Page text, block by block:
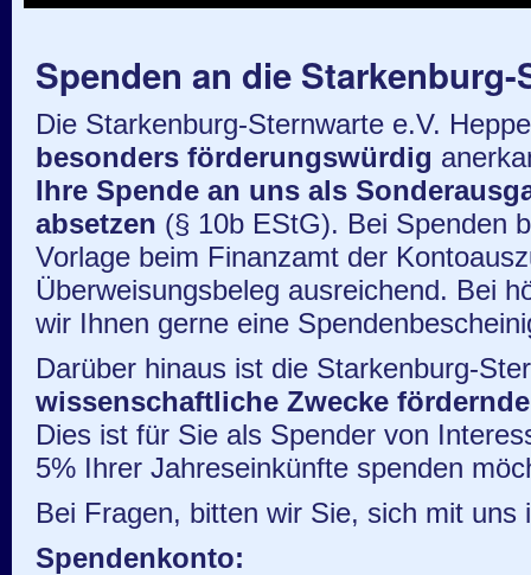
Spenden an die Starkenburg-
Die Starkenburg-Sternwarte e.V.
besonders förderungswürdig
Ihre Spende an uns als
absetzen (§ 10b EStG). Bei Spenden
Vorlage beim Finanzamt der
Überweisungsbeleg ausreichend. Bei
wir Ihnen gerne eine
Darüber hinaus ist die Starkenburg-
wissenschaftliche Zwecke
Dies ist für Sie als Spender von
5% Ihrer Jahreseinkünfte spenden
Bei Fragen, bitten wir Sie, sich mit uns
Spendenkonto: